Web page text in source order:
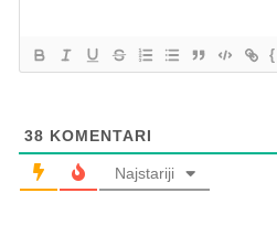
38 KOMENTARI
Najstariji